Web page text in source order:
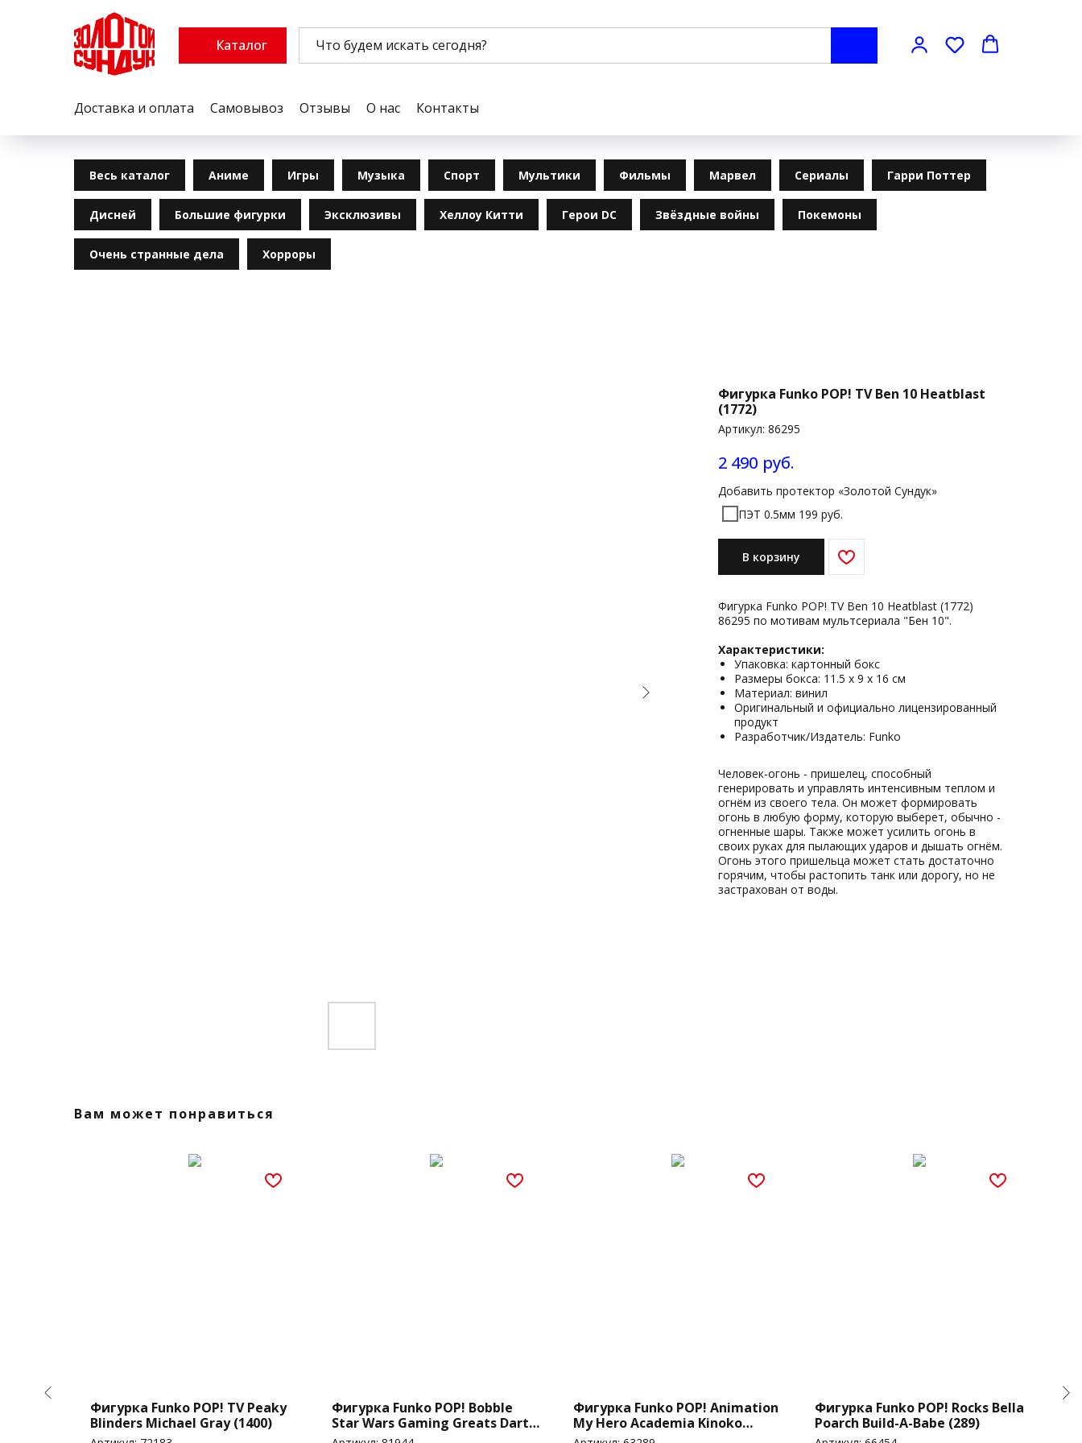
Каталог
Доставка и оплата Самовывоз Отзывы О нас Контакты
Весь каталог Аниме Игры Музыка Спорт Мультики Фильмы Марвел Сериалы Гарри Поттер
Дисней Большие фигурки Эксклюзивы Хеллоу Китти Герои DC Звёздные войны Покемоны
Очень странные дела Хорроры
Фигурка Funko POP! TV Ben 10 Heatblast
(1772)
Артикул: 86295
2 490 руб.
Добавить протектор «Золотой Сундук»
ПЭТ 0.5мм 199 руб.
В корзину
Фигурка Funko POP! TV Ben 10 Heatblast (1772)
86295 по мотивам мультсериала "Бен 10".
Характеристики:
Упаковка: картонный бокс
Размеры бокса: 11.5 х 9 х 16 см
Материал: винил
Оригинальный и официально лицензированный
продукт
Разработчик/Издатель: Funko
Человек-огонь - пришелец, способный
генерировать и управлять интенсивным теплом и
огнём из своего тела. Он может формировать
огонь в любую форму, которую выберет, обычно -
огненные шары. Также может усилить огонь в
своих руках для пылающих ударов и дышать огнём.
Огонь этого пришельца может стать достаточно
горячим, чтобы растопить танк или дорогу, но не
застрахован от воды.
Вам может понравиться
Фигурка Funko POP! TV Peaky
Blinders Michael Gray (1400)
Фигурка Funko POP! Bobble
Star Wars Gaming Greats Darth
Traya (Legends) (Exc) (729)
Фигурка Funko POP! Animation
My Hero Academia Kinoko
Komori (Hot Topic) (Exc) (1237)
Фигурка Funko POP! Rocks Bella
Poarch Build-A-Babe (289)